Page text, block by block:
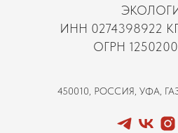
ИНН 0274398922
ОГРН
450010, РОССИЯ, УФА,